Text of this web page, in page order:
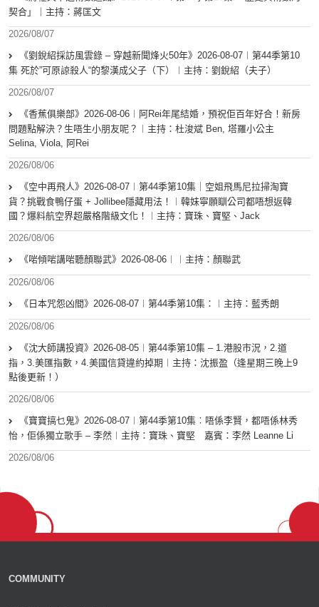
契合」｜主持：蔣匡文
2026/08/07
《劉銳紹採訪風雲錄 – 穿越新聞烽火50年》2026-08-07︱第44季第10
集 死於”可原諒殺人“的黎漢成父子（下）︱主持：劉銳紹（夫子）
2026/08/07
《香蕉俱樂部》2026-08-06︱阿Rei年尾結婚，預祝佢百年好合！新房
問題點解決？生唔生小朋友呢？︱主持：杜浚斌 Ben, 塔羅小公主
Selina, Viola, 阿Rei
2026/08/06
《空中再飛人》2026-08-07︱第44季第10集｜空姐飛馬尼拉掃淘寶
貨？挑戰食鴨仔蛋 + Jollibee隱藏用法！︱韓妹寧願瞓公司都唔想返韓
國？爆料航空界超嚴格階級文化！︱主持：寶珠、寶堅、Jack
2026/08/06
《啱傾啱講啱聽顏聯武》2026-08-06︱︱主持：顏聯武
2026/08/06
《日本咒怨凶間》2026-08-07︱第44季第10集：︱主持：藍秀朗
2026/08/06
《沈大師講投資》2026-08-05︱第44季第10集 – 1.港股市況，2.道
指，3.美匯指數，4.美國信貸違約掉期︱主持：沈振盈（逢星期三晚上9
點後更新！）
2026/08/06
《寶寶搞乜鬼》2026-08-07︱第44季第10集︰唔係李賢，都唔係林秀
怡，佢係獨立歌手 – 李然︱主持：寶珠、寶堅 嘉賓：李然 Leanne Li
2026/08/06
COMMUNITY